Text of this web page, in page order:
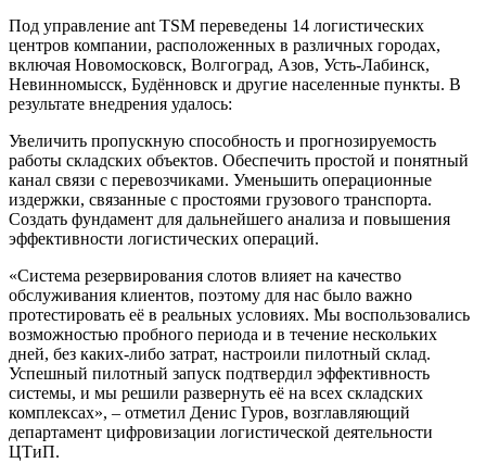
Под управление ant TSM переведены 14 логистических
центров компании, расположенных в различных городах,
включая Новомосковск, Волгоград, Азов, Усть-Лабинск,
Невинномысск, Будённовск и другие населенные пункты. В
результате внедрения удалось:
Увеличить пропускную способность и прогнозируемость
работы складских объектов. Обеспечить простой и понятный
канал связи с перевозчиками. Уменьшить операционные
издержки, связанные с простоями грузового транспорта.
Создать фундамент для дальнейшего анализа и повышения
эффективности логистических операций.
«Система резервирования слотов влияет на качество
обслуживания клиентов, поэтому для нас было важно
протестировать её в реальных условиях. Мы воспользовались
возможностью пробного периода и в течение нескольких
дней, без каких-либо затрат, настроили пилотный склад.
Успешный пилотный запуск подтвердил эффективность
системы, и мы решили развернуть её на всех складских
комплексах», – отметил Денис Гуров, возглавляющий
департамент цифровизации логистической деятельности
ЦТиП.